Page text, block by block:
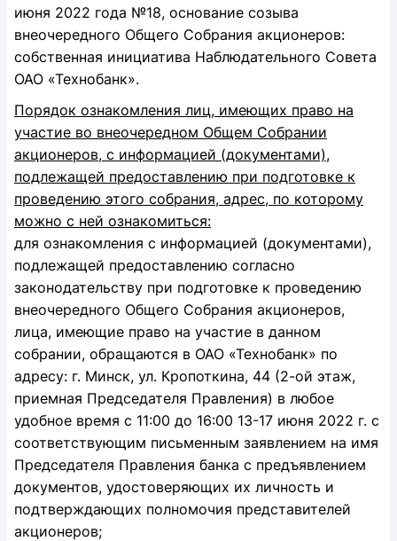
июня 2022 года №18, основание созыва
внеочередного Общего Собрания акционеров:
собственная инициатива Наблюдательного Совета
ОАО «Технобанк».
Порядок ознакомления лиц, имеющих право на
участие во внеочередном Общем Собрании
акционеров, с информацией (документами),
подлежащей предоставлению при подготовке к
проведению этого собрания, адрес, по которому
можно с ней ознакомиться:
для ознакомления с информацией (документами),
подлежащей предоставлению согласно
законодательству при подготовке к проведению
внеочередного Общего Собрания акционеров,
лица, имеющие право на участие в данном
собрании, обращаются в ОАО «Технобанк» по
адресу: г. Минск, ул. Кропоткина, 44 (2-ой этаж,
приемная Председателя Правления) в любое
удобное время с 11:00 до 16:00 13-17 июня 2022 г. с
соответствующим письменным заявлением на имя
Председателя Правления банка с предъявлением
документов, удостоверяющих их личность и
подтверждающих полномочия представителей
акционеров;